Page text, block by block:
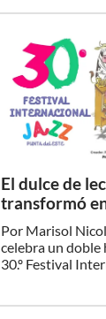
El dulce de
transformó
Por Marisol
celebra un doble
30.º Festival